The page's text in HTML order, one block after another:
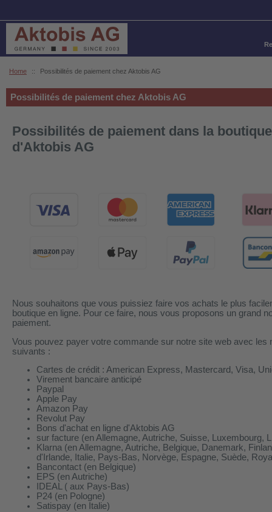
Home :: Possibilités de paiement chez Aktobis AG
Possibilités de paiement chez Aktobis AG
Possibilités de paiement dans la
d'Aktobis AG
Nous souhaitons que vous puissiez faire vos achats le plus
boutique en ligne. Pour ce faire, nous vous proposons un grand
paiement.
Vous pouvez payer votre commande sur notre site web avec les
suivants :
Cartes de crédit : American Express, Mastercard, Visa,
Virement bancaire anticipé
Paypal
Apple Pay
Amazon Pay
Revolut Pay
Bons d'achat en ligne d'Aktobis AG
sur facture (en Allemagne, Autriche, Suisse, Luxembourg,
Klarna (en Allemagne, Autriche, Belgique, Danemark,
d'Irlande, Italie, Pays-Bas, Norvège, Espagne, Suède,
Bancontact (en Belgique)
EPS (en Autriche)
IDEAL ( aux Pays-Bas)
P24 (en Pologne)
Satispay (en Italie)